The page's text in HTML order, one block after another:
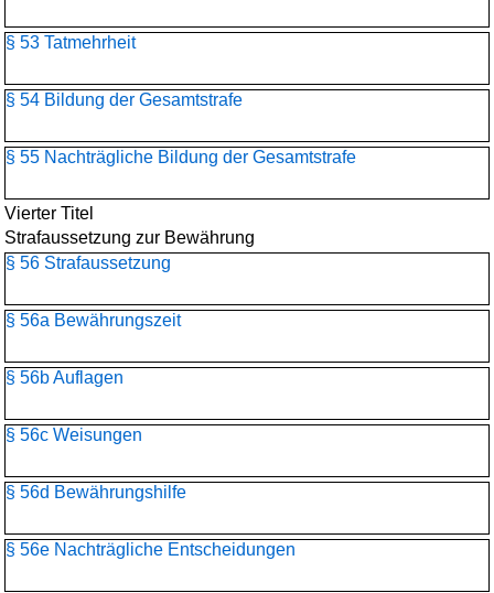
§ 53 Tatmehrheit
§ 54 Bildung der Gesamtstrafe
§ 55 Nachträgliche Bildung der Gesamtstrafe
Vierter Titel
Strafaussetzung zur Bewährung
§ 56 Strafaussetzung
§ 56a Bewährungszeit
§ 56b Auflagen
§ 56c Weisungen
§ 56d Bewährungshilfe
§ 56e Nachträgliche Entscheidungen